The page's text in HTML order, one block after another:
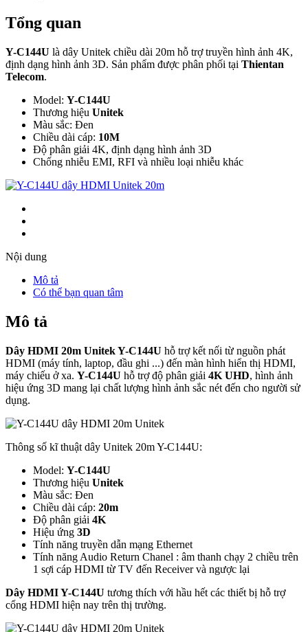
Tổng quan
Y-C144U là dây Unitek chiều dài 20m hỗ trợ truyền hình ảnh 4K,
định dạng hình ảnh 3D. Sản phẩm được phân phối tại Thientan
Telecom.
Model: Y-C144U
Thương hiệu Unitek
Màu sắc: Đen
Chiều dài cáp: 10M
Độ phân giải 4K, định dạng hình ảnh 3D
Chống nhiễu EMI, RFI và nhiều loại nhiễu khác
Nội dung
Mô tả
Có thể bạn quan tâm
Mô tả
Dây HDMI 20m Unitek Y-C144U hỗ trợ kết nối từ nguồn phát
HDMI (máy tính, laptop, đầu ghi ...) đến màn hình hiển thị HDMI,
máy chiếu ở xa. Y-C144U hỗ trợ độ phân giải 4K UHD, hình ảnh
hiệu ứng 3D mang lại chất lượng hình ảnh sắc nét đến cho người sử
dụng.
Thông số kĩ thuật dây Unitek 20m Y-C144U:
Model: Y-C144U
Thương hiệu Unitek
Màu sắc: Đen
Chiều dài cáp: 20m
Độ phân giải 4K
Hiệu ứng 3D
Tính năng truyền dẫn mạng Ethernet
Tính năng Audio Return Chanel : âm thanh chạy 2 chiều trên
1 sợi cáp HDMI từ TV đến Receiver và ngược lại
Dây HDMI Y-C144U tương thích với hầu hết các thiết bị hỗ trợ
cổng HDMI hiện nay trên thị trường.